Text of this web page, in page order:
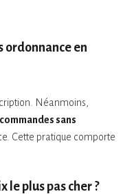
ordonnance en
Néanmoins,
commandes sans
Cette pratique comporte
le plus pas cher ?